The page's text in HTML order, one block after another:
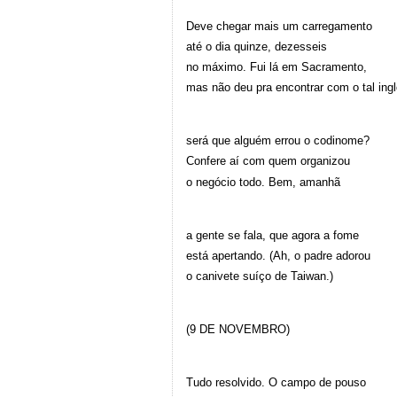
Deve chegar mais um carregamento
até o dia quinze, dezesseis
no máximo. Fui lá em Sacramento,
mas não deu pra encontrar com o tal
será que alguém errou o codinome?
Confere aí com quem organizou
o negócio todo. Bem, amanhã
a gente se fala, que agora a fome
está apertando. (Ah, o padre adorou
o canivete suíço de Taiwan.)
(9 DE NOVEMBRO)
Tudo resolvido. O campo de pouso